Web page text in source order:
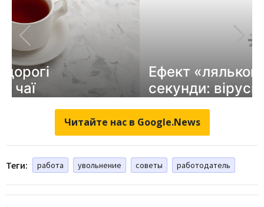
Читайте нас в Google.News
Теги: работа увольнение советы работодатель